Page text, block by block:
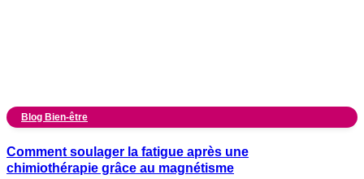
Blog Bien-être
Comment soulager la fatigue après une
chimiothérapie grâce au magnétisme